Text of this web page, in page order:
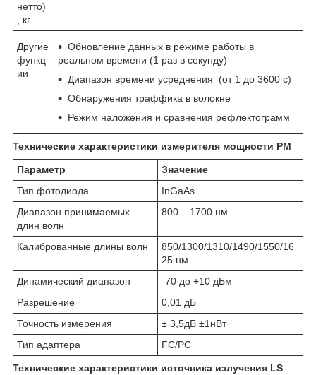
нетто)
, кг
Другие
функц
ии
Обновление данных в режиме работы в
реальном времени (1 раз в секунду)
Диапазон времени усреднения (от 1 до 3600 с)
Обнаружения траффика в волокне
Режим наложения и сравнения рефлектограмм
Технические характеристики измерителя мощности PM
Параметр
Значение
Тип фотодиода
InGaAs
Диапазон принимаемых
длин волн
800 – 1700 нм
Калиброванные длины волн
850/1300/1310/1490/1550/16
25 нм
Динамический диапазон
-70 до +10 дБм
Разрешение
0,01 дБ
Точность измерения
± 3,5дБ ±1нВт
Тип адаптера
FC/PC
Технические характеристики источника излучения LS